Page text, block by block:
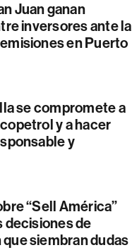
Juan ganan
inversores ante la
en Puerto
se compromete a
y a hacer
y
“Sell América”
decisiones de
siembran dudas